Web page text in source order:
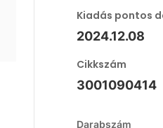
Kiadás pontos
2024.12.08
Cikkszám
3001090414
Darabszám